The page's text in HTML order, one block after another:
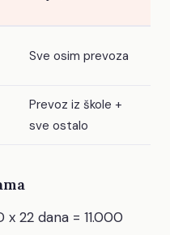
Sve osim prevoza
Prevoz iz škole +
sve ostalo
x 22 dana = 11.000